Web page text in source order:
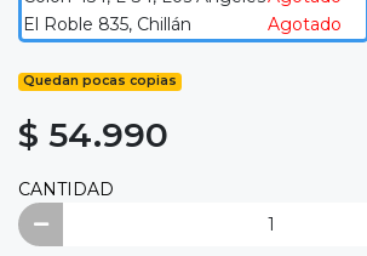
El Roble 835, Chillán
Agotado
Quedan pocas copias
$ 54.990
CANTIDAD